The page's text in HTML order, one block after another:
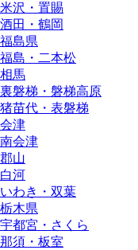
米沢・置賜
酒田・鶴岡
福島県
福島・二本松
相馬
裏磐梯・磐梯高原
猪苗代・表磐梯
会津
南会津
郡山
白河
いわき・双葉
栃木県
宇都宮・さくら
那須・板室